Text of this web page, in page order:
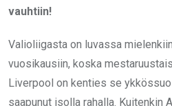
vauhtiin!
Valioliigasta on luvassa
vuosikausiin, koska
Liverpool on kenties se
saapunut isolla rahalla. Kuitenkin